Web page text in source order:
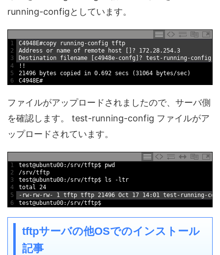
running-configとしています。
1
2
3
4
5
6
C4948E#copy running-config tftp
Address or name of remote host ?
172.28.254.3
Destination filename c4948e-confg ? test - running -config
! !
21496
bytes copied in 0.692 secs (31064 bytes/sec)
C4948E#
ファイルがアップロードされましたので、サーバ側
を確認します。 test-running-config ファイルがア
ップロードされています。
1
2
3
4
5
6
test@ubuntu00: /srv/tftp$ pwd
/srv/tftp
test@ubuntu00: /srv/tftp$ ls - ltr
total 24
- rw- rw- rw- 1 tftp tftp 21496 Oct 17 14:01 test - running -
test@ubuntu00: /srv/tftp$
tftpサーバの他OSでのインストール
記事